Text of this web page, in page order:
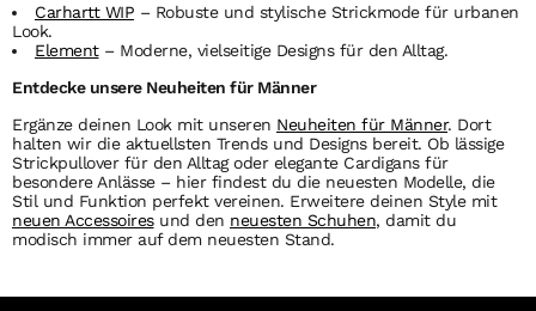
Carhartt WIP – Robuste und stylische Strickmode für urbanen
Look.
Element– Moderne, vielseitige Designs für den Alltag.
Entdecke unsere Neuheiten für Männer
Ergänze deinen Look mit unseren Neuheiten für Männer. Dort
halten wir die aktuellsten Trends und Designs bereit. Ob lässige
Strickpullover für den Alltag oder elegante Cardigans für
besondere Anlässe – hier findest du die neuesten Modelle, die
Stil und Funktion perfekt vereinen. Erweitere deinen Style mit
neuen Accessoiresund den neuesten Schuhen, damit du
modisch immer auf dem neuesten Stand.